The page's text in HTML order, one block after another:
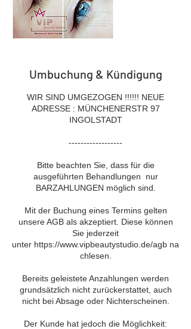
Umbuchung & Kündigung
WIR SIND UMGEZOGEN !!!!!! NEUE
ADRESSE : MÜNCHENERSTR 97
INGOLSTADT
------------------
Bitte beachten Sie, dass für die
ausgeführten Behandlungen nur
BARZAHLUNGEN möglich sind.
Mit der Buchung eines Termins gelten
unsere AGB als akzeptiert. Diese können
Sie jederzeit
unter https://www.vipbeautystudio.de/agb na
chlesen.
Bereits geleistete Anzahlungen werden
grundsätzlich nicht zurückerstattet, auch
nicht bei Absage oder Nichterscheinen.
Der Kunde hat jedoch die Möglichkeit: